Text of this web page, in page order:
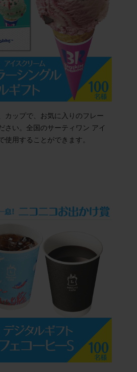
カップで、お気に入りのフレー
さい。全国のサーティワン アイ
使用することができます。